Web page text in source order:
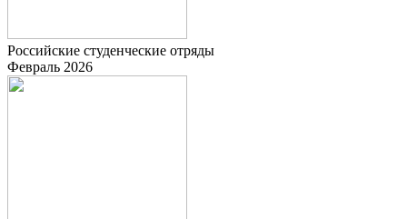
Российские студенческие отряды
Февраль 2026